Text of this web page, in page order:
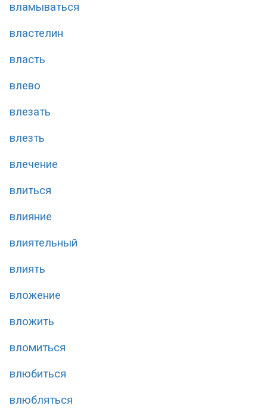
вламываться
властелин
власть
влево
влезать
влезть
влечение
влиться
влияние
влиятельный
влиять
вложение
вложить
вломиться
влюбиться
влюбляться